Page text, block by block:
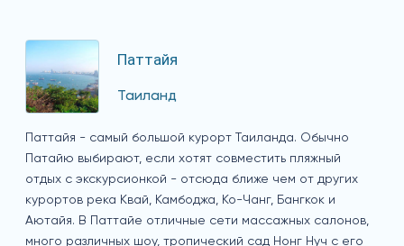
Паттайя
Таиланд
Паттайя - самый большой курорт Таиланда. Обычно
Патайю выбирают, если хотят совместить пляжный
отдых с экскурсионкой - отсюда ближе чем от других
курортов река Квай, Камбоджа, Ко-Чанг, Бангкок и
Аютайя. В Паттайе отличные сети массажных салонов,
много различных шоу, тропический сад Нонг Нуч с его